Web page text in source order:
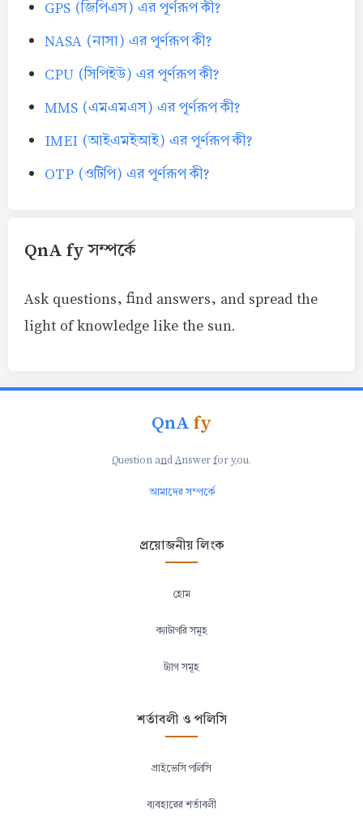
GPS (জিপিএস) এর পূর্ণরূপ কী?
NASA (নাসা) এর পূর্ণরূপ কী?
CPU (সিপিইউ) এর পূর্ণরূপ কী?
MMS (এমএমএস) এর পূর্ণরূপ কী?
IMEI (আইএমইআই) এর পূর্ণরূপ কী?
OTP (ওটিপি) এর পূর্ণরূপ কী?
QnA fy সম্পর্কে
Ask questions, find answers, and spread the
light of knowledge like the sun.
QnAfy
Question andAnswer foryou.
আমাদের সম্পর্কে
প্রয়োজনীয় লিংক
হোম
ক্যাটাগরি সমূহ
ট্যাগ সমূহ
শর্তাবলী ও পলিসি
প্রাইভেসি পলিসি
ব্যবহারের শর্তাবলী